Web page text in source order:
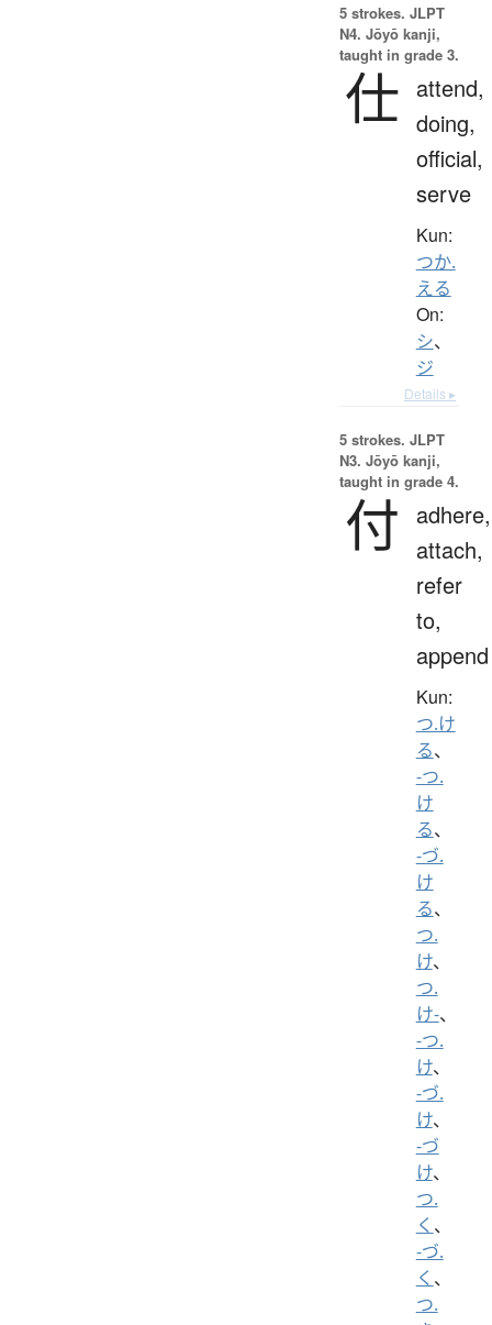
5 strokes. JLPT
N4. Jōyō kanji,
taught in grade 3.
仕 attend,
doing,
official,
serve
Kun:
つか.
える
On:
シ、
ジ
Details ▸
5 strokes. JLPT
N3. Jōyō kanji,
taught in grade 4.
付
adhere,
attach,
refer
to,
append
Kun:
つ.け
る、
-つ.
け
る、
-づ.
け
る、
つ.
け、
つ.
け-、
-つ.
け、
-づ.
け、
-づ
け、
つ.
く 、
-づ.
く 、
つ.